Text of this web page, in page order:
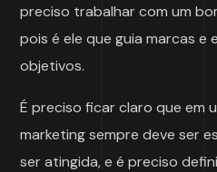
preciso trabalhar com um
pois é ele que guia marcas e
objetivos.
É preciso ficar claro que em
marketing sempre deve ser
ser atingida, e é preciso